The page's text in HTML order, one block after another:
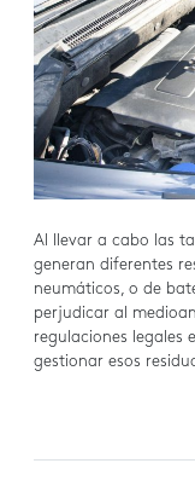
Al llevar a cabo las
generan diferentes
neumáticos, o de
perjudicar al
regulaciones legales
gestionar esos